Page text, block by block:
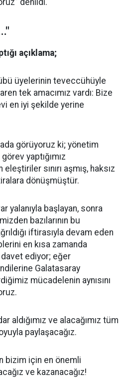
denildi.
açıklama;
üyelerinin teveccühüyle
tek amacımız vardı: Bize
en iyi şekilde yerine
görüyoruz ki; yönetim
yaptığımız
eleştiriler sınırı aşmış, haksız
dönüşmüştür.
yalanıyla başlayan, sonra
bazılarının bu
iftirasıyla devam eden
en kısa zamanda
davet ediyor; eğer
Galatasaray
mücadelenin aynısını
aldığımız ve alacağımız tüm
paylaşacağız.
bizim için en önemli
ve kazanacağız!